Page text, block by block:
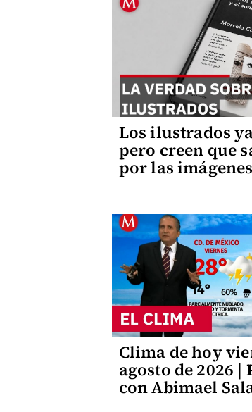
Los ilustrados
pero creen que
por las imágenes
Clima de hoy
agosto de 2026
con Abimael